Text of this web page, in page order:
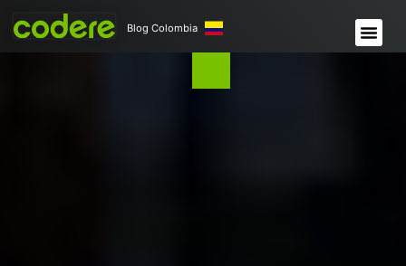
Blog Colombia